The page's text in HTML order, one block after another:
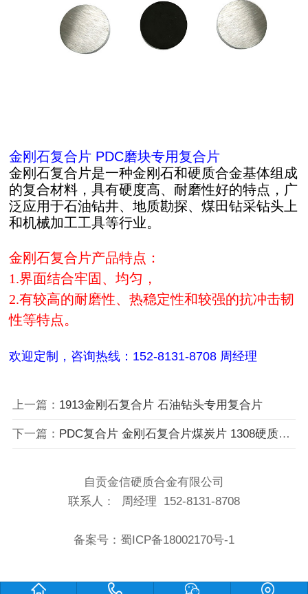
金刚石复合片 PDC磨块专用复合片
金刚石复合片是一种金刚石和硬质合金基体组成
的复合材料，具有硬度高、耐磨性好的特点，广
泛应用于石油钻井、地质勘探、煤田钻采钻头上
和机械加工工具等行业。
金刚石复合片产品特点：
1.界面结合牢固、均匀，
2.有较高的耐磨性、热稳定性和较强的抗冲击韧
性等特点。
欢迎定制，咨询热线：152-8131-8708 周经理
上一篇： 1913金刚石复合片 石油钻头专用复合片
下一篇： PDC复合片 金刚石复合片煤炭片 1308硬质合金金刚石复合片
自贡金信硬质合金有限公司
联系人： 周经理 152-8131-8708
备案号： 蜀ICP备18002170号-1